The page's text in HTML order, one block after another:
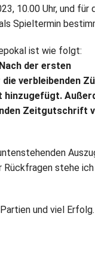
10.00 Uhr, und für
Spieltermin
ist wie folgt:
der ersten
verbleibenden
hinzugefügt.
Zeitgutschrift
Rückfragen stehe ich
und viel Erfolg.